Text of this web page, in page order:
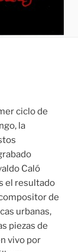
ciclo de
la
Caló
el resultado
de
urbanas,
piezas de
vivo por